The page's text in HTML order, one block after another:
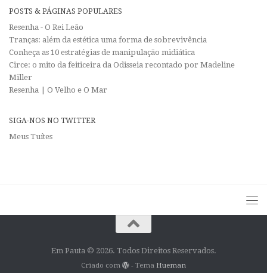
POSTS & PÁGINAS POPULARES
Resenha - O Rei Leão
Tranças: além da estética uma forma de sobrevivência
Conheça as 10 estratégias de manipulação midiática
Circe: o mito da feiticeira da Odisseia recontado por Madeline
Miller
Resenha | O Velho e O Mar
SIGA-NOS NO TWITTER
Meus Tuítes
Em Pauta © 2026. Todos Direitos Reservados.
Criado com - Tema Hueman